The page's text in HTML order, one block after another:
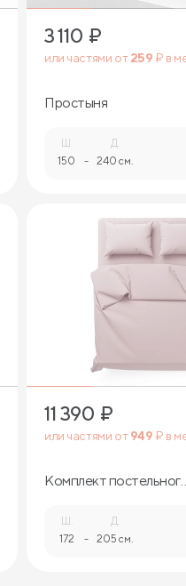
3 110 ₽
или частями от259 ₽ в
Простыня
Ш.
150 -
Д.
240 см.
11 390 ₽
или частями от949 ₽ в
Комплект
Ш.
172 -
Д.
205 см.